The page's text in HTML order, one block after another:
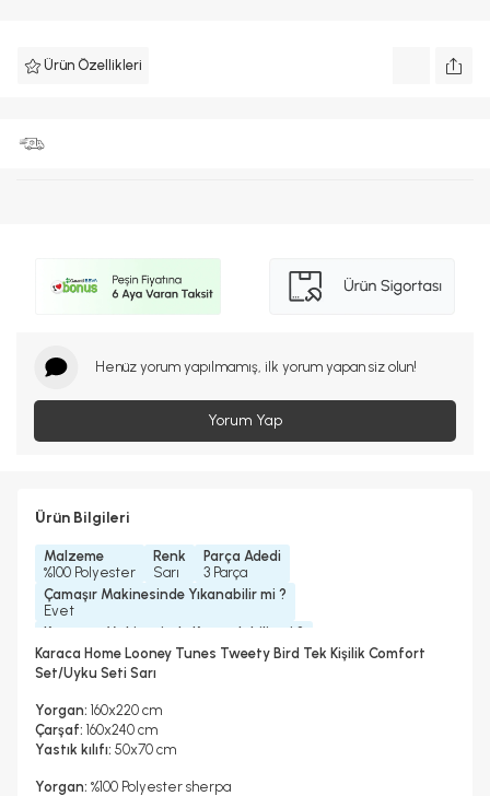
Ürün Özellikleri
Henüz yorum yapılmamış, ilk yorum yapan siz olun!
Yorum Yap
Ürün Bilgileri
Malzeme
%100 Polyester
Renk
Sarı
Parça Adedi
3 Parça
Çamaşır Makinesinde Yıkanabilir mi ?
Evet
Kurutma Makinesinde Kurutulabilir mi ?
Evet
Kuru Temizleme Yapılabilir
Karaca Home Looney Tunes Tweety Bird Tek Kişilik Comfort
Set/Uyku Seti Sarı
Yorgan: 160x220 cm
Çarşaf: 160x240 cm
Yastık kılıfı: 50x70 cm
Yorgan: %100 Polyester sherpa